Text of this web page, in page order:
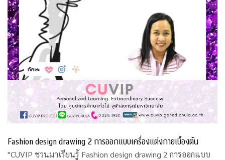
Fashion design drawing 2 การออกแบบเครื่องแต่งกายเบื้องต้น
"CUVIP ชวนมาเรียนรู้ Fashion design drawing 2 การออกแบบ